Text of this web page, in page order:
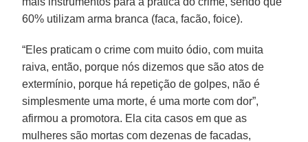
60% utilizam arma branca (faca, facão, foice).
“Eles praticam o crime com muito ódio, com muita
raiva, então, porque nós dizemos que são atos de
extermínio, porque há repetição de golpes, não é
simplesmente uma morte, é uma morte com dor”,
afirmou a promotora. Ela cita casos em que as
mulheres são mortas com dezenas de facadas,